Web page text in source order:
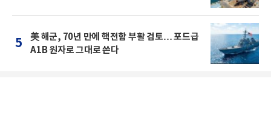
5
美 해군, 70년 만에 핵전함 부활 검토… 포드급
A1B 원자로 그대로 쓴다